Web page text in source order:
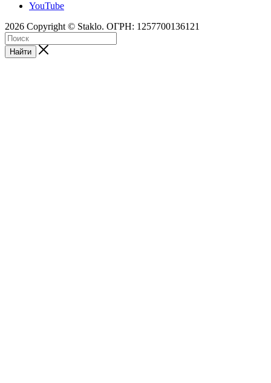
YouTube
2026 Copyright © Staklo. ОГРН: 1257700136121
Найти